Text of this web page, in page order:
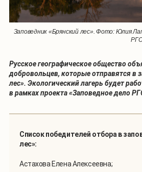
Заповедник «Брянский лес». Фото: Юлия
Русское географическое общество
добровольцев, которые отправятся в
лес». Экологический лагерь будет
в рамках проекта «Заповедное дело
Список победителей отбора в
лес»:
Астахова Елена Алексеевна;